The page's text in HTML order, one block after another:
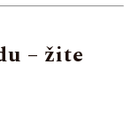
– žite